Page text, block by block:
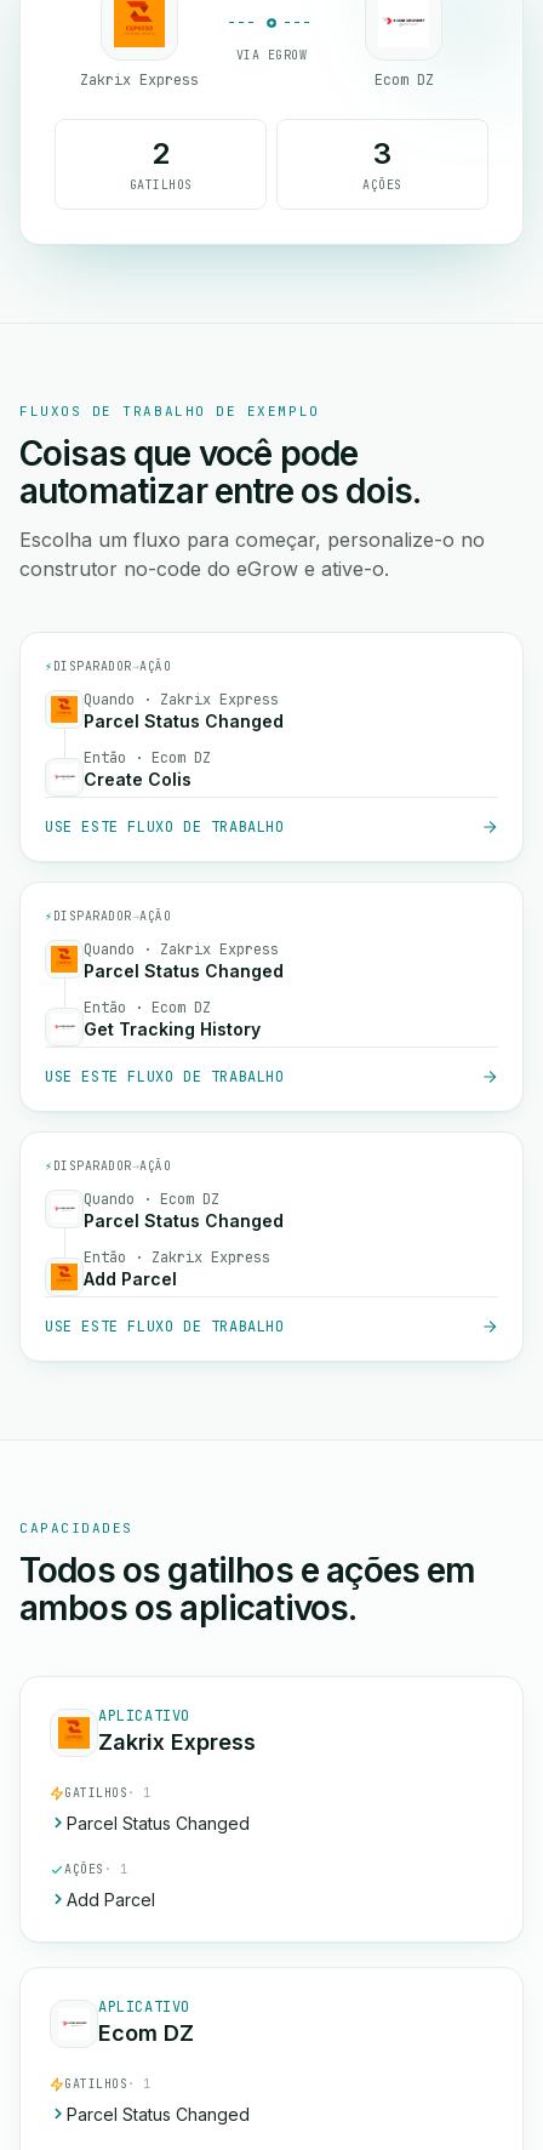
Zakrix Express
VIA EGROW
Ecom DZ
2
GATILHOS
3
AÇÕES
FLUXOS DE TRABALHO DE EXEMPLO
Coisas que você pode
automatizar entre os dois.
Escolha um fluxo para começar, personalize-o no
construtor no-code do eGrow e ative-o.
⚡ DISPARADOR→AÇÃO
Quando · Zakrix Express
Parcel Status Changed
Então · Ecom DZ
Create Colis
USE ESTE FLUXO DE TRABALHO
⚡ DISPARADOR→AÇÃO
Quando · Zakrix Express
Parcel Status Changed
Então · Ecom DZ
Get Tracking History
USE ESTE FLUXO DE TRABALHO
⚡ DISPARADOR→AÇÃO
Quando · Ecom DZ
Parcel Status Changed
Então · Zakrix Express
Add Parcel
USE ESTE FLUXO DE TRABALHO
CAPACIDADES
Todos os gatilhos e ações em
ambos os aplicativos.
APLICATIVO
Zakrix Express
GATILHOS · 1
Parcel Status Changed
AÇÕES · 1
Add Parcel
APLICATIVO
Ecom DZ
GATILHOS · 1
Parcel Status Changed